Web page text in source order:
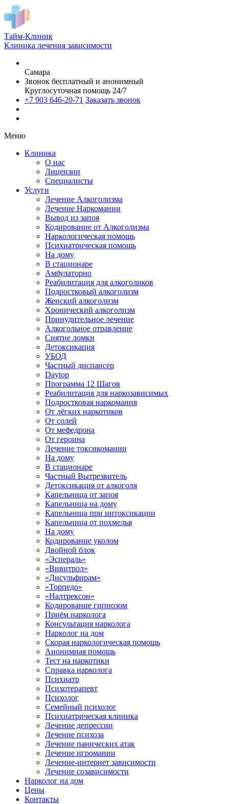
Тайм-Клиник
Клиника лечения зависимости
Самара
Звонок бесплатный и анонимный
Круглосуточная помощь 24/7
+7 903 646-20-71 Заказать звонок
Меню
Клиника
О нас
Лицензии
Специалисты
Услуги
Лечение Алкоголизма
Лечение Наркомании
Вывод из запоя
Кодирование от Алкоголизма
Наркологическая помощь
Психиатрическая помощь
На дому
В стационаре
Амбулаторно
Реабилитация для алкоголиков
Подростковый алкоголизм
Женский алкоголизм
Хронический алкоголизм
Принудительное лечение
Алкогольное отравление
Снятие ломки
Детоксикация
УБОД
Частный диспансер
Daytop
Программа 12 Шагов
Реабилитация для наркозависимых
Подростковая наркомания
От лёгких наркотиков
От солей
От мефедрона
От героина
Лечение токсикомании
На дому
В стационаре
Частный Вытрезвитель
Детоксикация от алкоголя
Капельница от запоя
Капельница на дому
Капельница при интоксикации
Капельница от похмелья
На дому
Кодирование уколом
Двойной блок
«Эспераль»
«Вивитрол»
«Дисульфирам»
«Торпедо»
«Налтрексон»
Кодирование гипнозом
Приём нарколога
Консультация нарколога
Нарколог на дом
Скорая наркологическая помощь
Анонимная помощь
Тест на наркотики
Справка нарколога
Психиатр
Психотерапевт
Психолог
Семейный психолог
Психиатрическая клиника
Лечение депрессии
Лечение психоза
Лечение панических атак
Лечение игромании
Лечение-интернет зависимости
Лечение созависимости
Нарколог на дом
Цены
Контакты